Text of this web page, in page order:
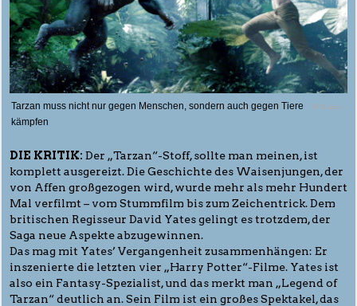
Tarzan muss nicht nur gegen Menschen, sondern auch gegen Tiere
kämpfen
© Warner
DIE KRITIK: Der „Tarzan“-Stoff, sollte man meinen, ist
komplett ausgereizt. Die Geschichte des Waisenjungen, der
von Affen großgezogen wird, wurde mehr als mehr Hundert
Mal verfilmt – vom Stummfilm bis zum Zeichentrick. Dem
britischen Regisseur David Yates gelingt es trotzdem, der
Saga neue Aspekte abzugewinnen.
Das mag mit Yates’ Vergangenheit zusammenhängen: Er
inszenierte die letzten vier „Harry Potter“-Filme. Yates ist
also ein Fantasy-Spezialist, und das merkt man „Legend of
Tarzan“ deutlich an. Sein Film ist ein großes Spektakel, das